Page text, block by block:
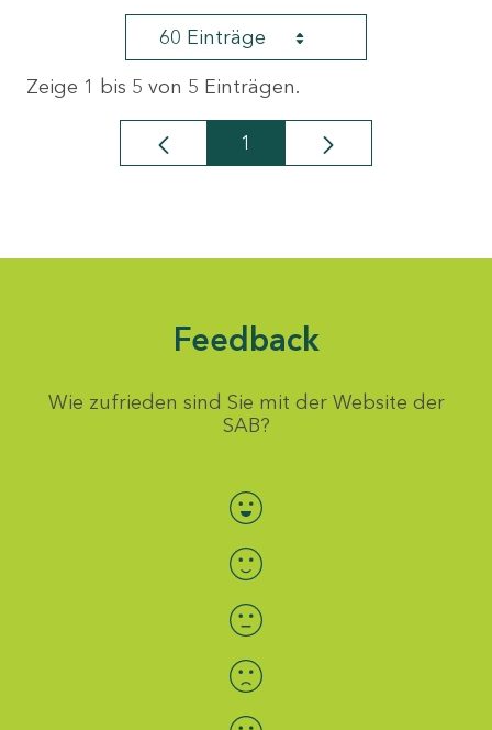
60 Einträge
Zeige 1 bis 5 von 5 Einträgen.
Seite
1
Feedback
Wie zufrieden sind Sie mit der Website der
SAB?
Bewertung auswählen